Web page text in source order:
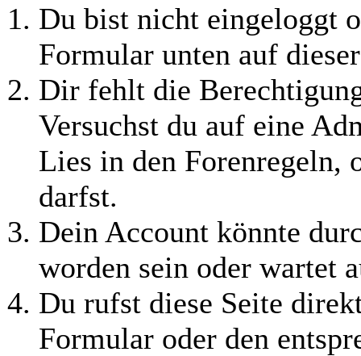
Du bist nicht eingeloggt
Formular unten auf
Dir fehlt die
Versuchst du auf eine
Lies in den Forenregeln,
darfst.
Dein Account könnte
worden sein oder wartet
Du rufst diese Seite
Formular oder den